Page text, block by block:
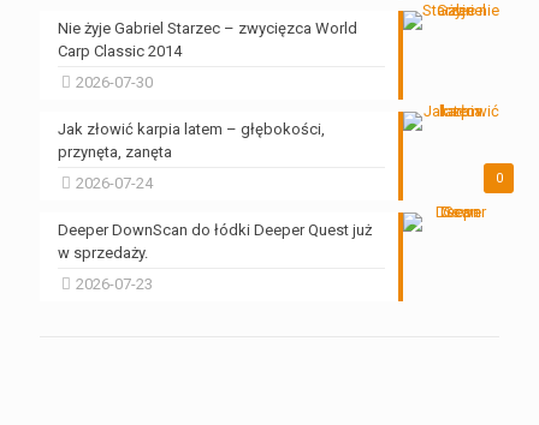
Nie żyje Gabriel Starzec – zwycięzca World
Carp Classic 2014
2026-07-30
0
Jak złowić karpia latem – głębokości,
przynęta, zanęta
2026-07-24
Deeper DownScan do łódki Deeper Quest już
w sprzedaży.
2026-07-23